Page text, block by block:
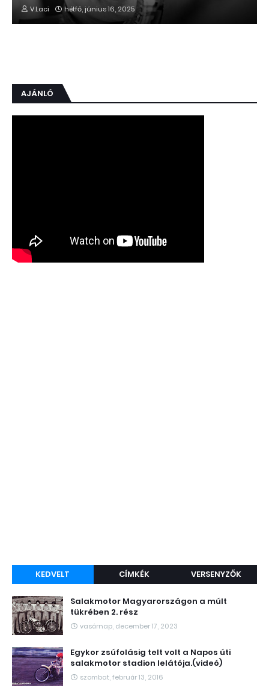
V.Laci hétfő, június 16, 2025
AJÁNLÓ
KEDVELT CÍMKÉK VERSENYZŐK
Salakmotor Magyarországon a múlt
tükrében 2. rész
vasárnap, december 17, 2023
Egykor zsúfolásig telt volt a Napos úti
salakmotor stadion lelátója.(videó)
szombat, február 13, 2016